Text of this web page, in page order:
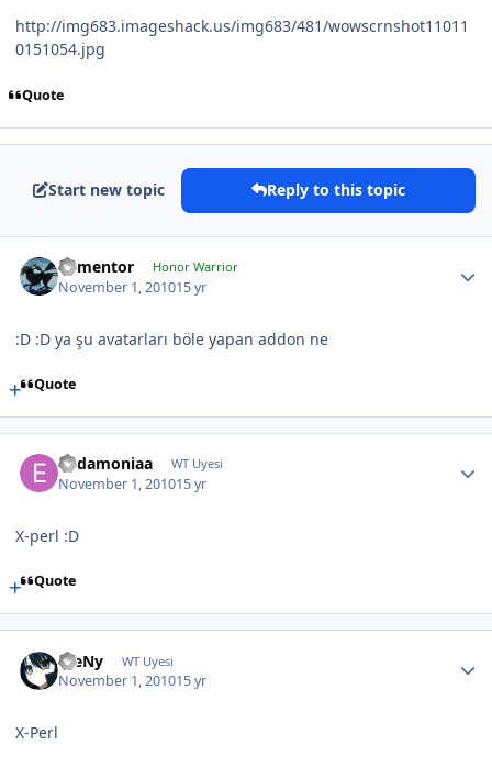
http://img683.imageshack.us/img683/481/wowscrnshot11011
0151054.jpg
Quote
Start new topic Reply to this topic
dementor Honor Warrior
November 1, 201015 yr
:D :D ya şu avatarları böle yapan addon ne
Quote
Eudamoniaa WT Uyesi
November 1, 201015 yr
X-perl :D
Quote
WeNy WT Uyesi
November 1, 201015 yr
X-Perl